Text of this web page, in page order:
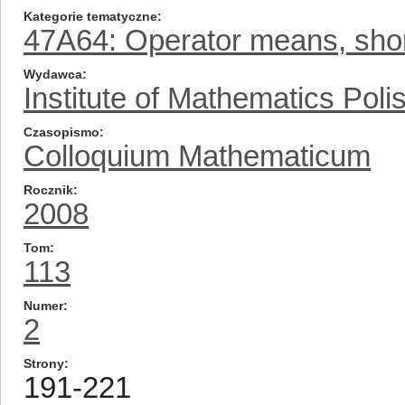
Kategorie tematyczne
47A64: Operator means,
Wydawca
Institute of Mathematics
Czasopismo
Colloquium Mathematicum
Rocznik
2008
Tom
113
Numer
2
Strony
191-221